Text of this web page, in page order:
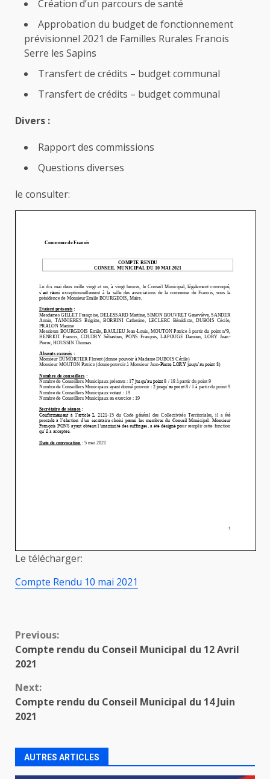
Création d’un parcours de santé
Approbation du budget de fonctionnement
prévisionnel 2021 de Familles Rurales Franois
Serre les Sapins
Transfert de crédits – budget communal
Transfert de crédits – budget communal
Divers :
Rapport des commissions
Questions diverses
le consulter:
Le télécharger:
Compte Rendu 10 mai 2021
Continue
Reading
Previous:
Compte rendu du Conseil Municipal du 12 Avril
2021
Next:
Compte rendu du Conseil Municipal du 14 Juin
2021
AUTRES ARTICLES